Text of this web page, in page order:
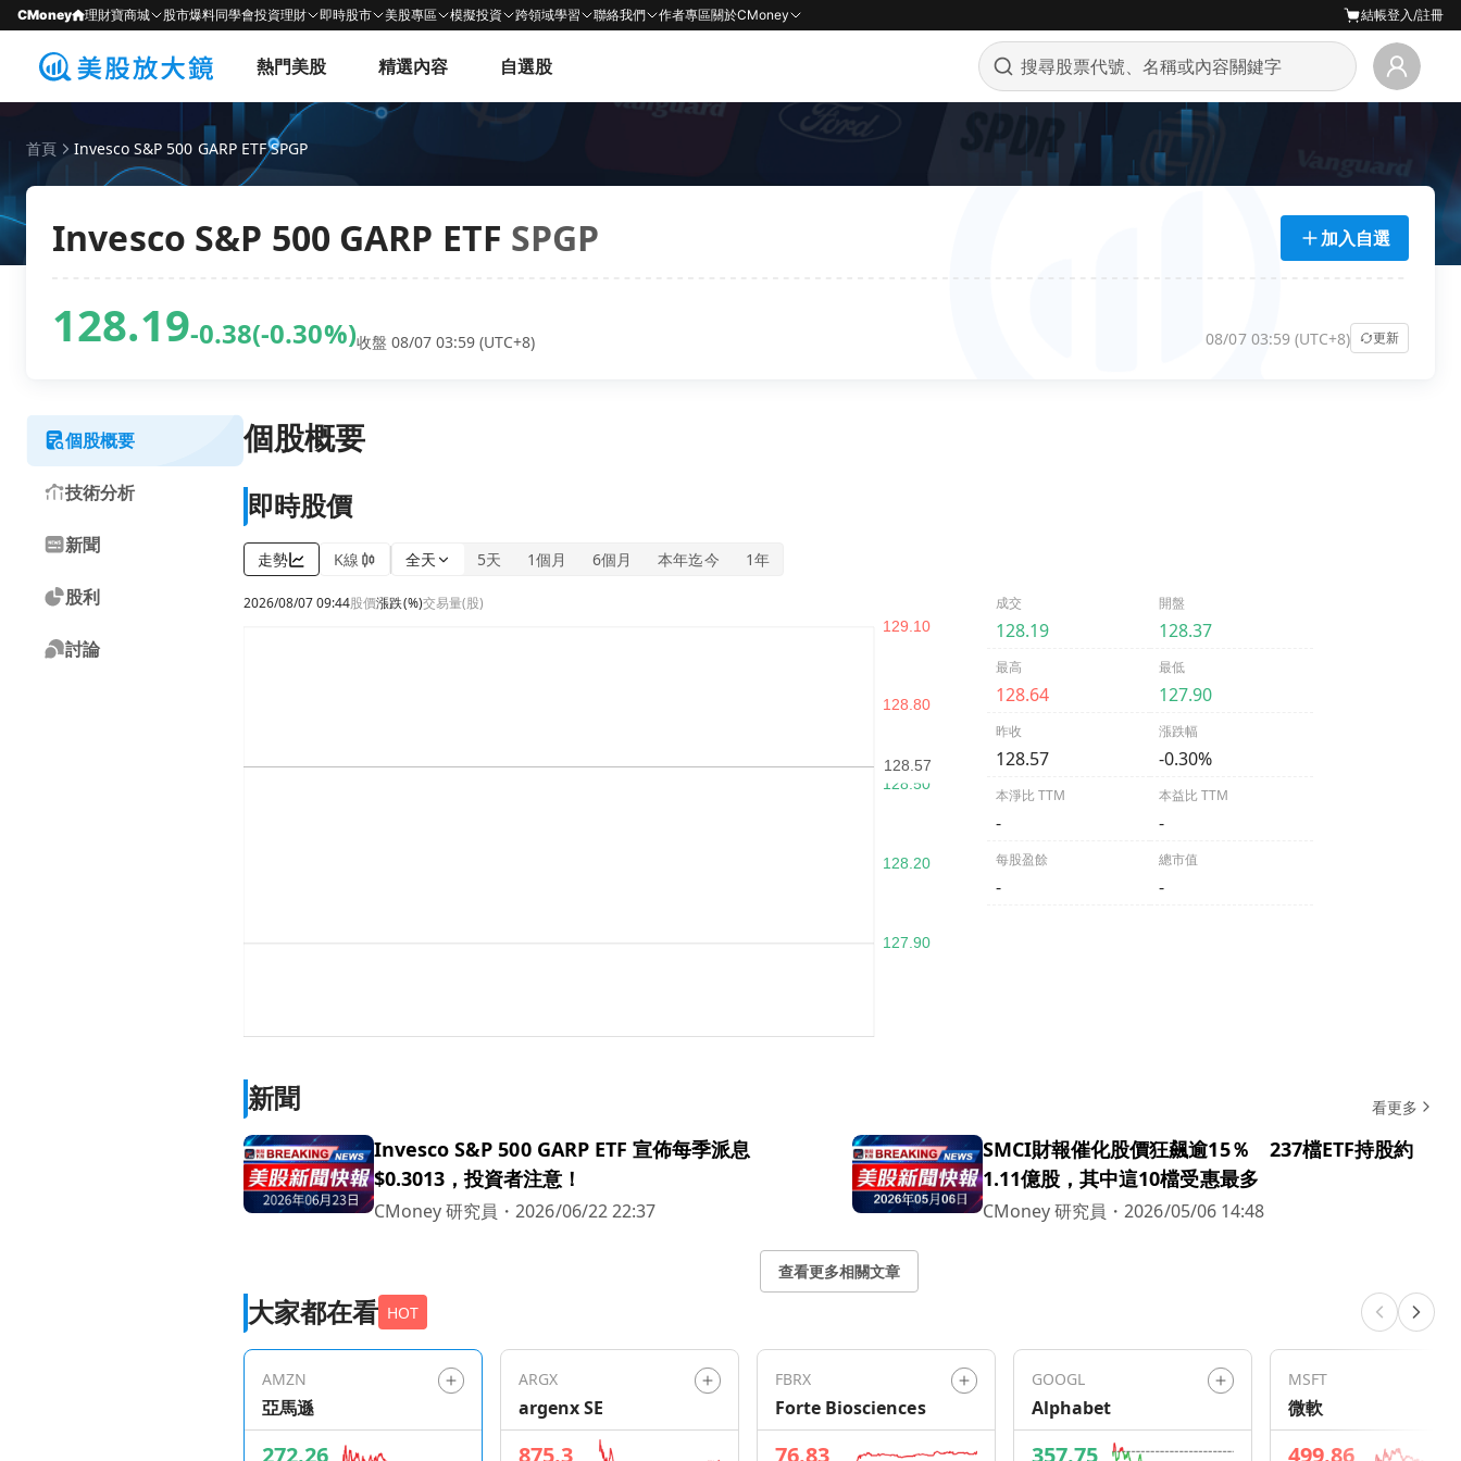
CMoney 理財寶商城 股市爆料同學會投資理財 即時股市 美股專區 模擬投資 跨領域學習 聯絡我們 作者專區關於CMoney 結帳登入/註冊
熱門美股 精選內容 自選股
首頁 Invesco S&P 500 GARP ETF SPGP
Invesco S&P 500 GARP ETF SPGP 加入自選
128.19-0.38(-0.30%)收盤 08/07 03:59 (UTC+8) 08/07 03:59 (UTC+8) 更新
個股概要
技術分析
新聞
股利
討論
個股概要
即時股價
走勢 K線 全天 5天 1個月 6個月 本年迄今 1年
2026/08/07 09:44股價漲跌(%)交易量(股) 成交
128.19
開盤
128.37
最高
128.64
最低
127.90
昨收
128.57
漲跌幅
-0.30%
本淨比 TTM
-
本益比 TTM
-
每股盈餘
-
總市值
-
新聞 看更多
Invesco S&P 500 GARP ETF 宣佈每季派息
$0.3013，投資者注意！
CMoney 研究員 ・2026/06/22 22:37
SMCI財報催化股價狂飆逾15％ 237檔ETF持股約
1.11億股，其中這10檔受惠最多
CMoney 研究員 ・2026/05/06 14:48
查看更多相關文章
大家都在看 HOT
AMZN
亞馬遜
272.26
ARGX
argenx SE
875.3
FBRX
Forte Biosciences
76.83
GOOGL
Alphabet
357.75
MSFT
微軟
499.86